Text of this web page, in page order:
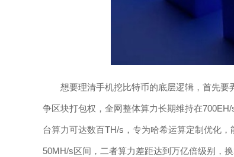
想要理清手机挖比特币的底层逻辑，首先
争区块打包权，全网整体算力长期维持在
台算力可达数百TH/s，专为哈希运算定制优化
50MH/s区间，二者算力差距达到万亿倍级别，